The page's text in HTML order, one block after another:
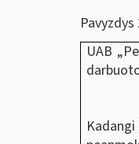
Pavyzdys
UAB